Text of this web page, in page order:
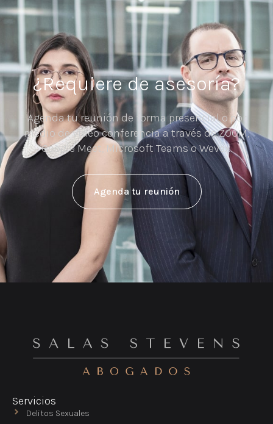
¿Requiere de asesoría?
Agenda tu reunión de forma presencial o por
medio de video conferencia a través de ZOOM,
Google Meet, Microsoft Teams o Wevex.
Agenda tu reunión
Servicios
Delitos Sexuales